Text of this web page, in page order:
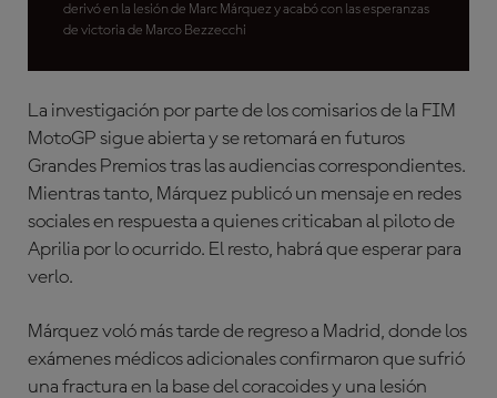
derivó en la lesión de Marc Márquez y acabó con las esperanzas
de victoria de Marco Bezzecchi
La investigación por parte de los comisarios de la FIM
MotoGP sigue abierta y se retomará en futuros
Grandes Premios tras las audiencias correspondientes.
Mientras tanto, Márquez publicó un mensaje en redes
sociales en respuesta a quienes criticaban al piloto de
Aprilia por lo ocurrido. El resto, habrá que esperar para
verlo.
Márquez voló más tarde de regreso a Madrid, donde los
exámenes médicos adicionales confirmaron que sufrió
una fractura en la base del coracoides y una lesión